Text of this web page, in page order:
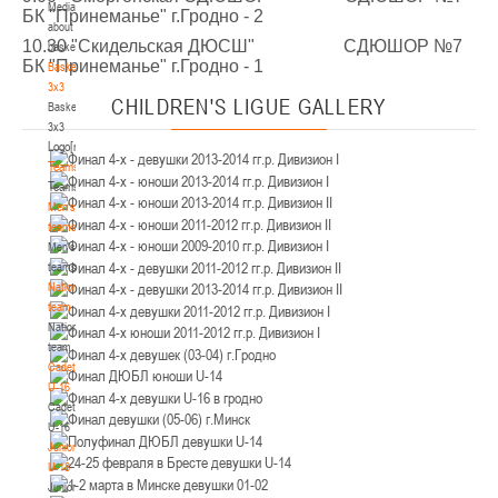
Media
about
basketball
Basketball
3x3
Basketball
3x3
Logo[modid=121]
Teams
Teams
Men's
teams
Men's
teams
National
team
National
team
Cadets
U-16
Cadets
U-16
Juniors
U-18
Juniors
U-12 , юноши
IV тур – юноши 2014-2015 гг.р., Дивизион 2, 21-22 марта 2026 г., г. Минск, ул.
Уральская 3А
18-19.03.2026
U-16, девушки
IV тур – девушки 2010-2011 гг.р., дивизион 2, 18-19 марта 2026 г., г. Брест, ул.
ул. Ленинградская, 4
17-18.03.2026
Гродно
U-14, девушки
IV тур – девушки 2012-2013 гг.р., дивизион 2, 17-18 марта 2026 г., г. Гродно,
ул. Врублевского, 92
14-15.03.2026
U-16, девушки
III тур – девушки 2010-2011 гг.р., Дивизион 1, 14-15 марта 2026 г., г. Минск, ул.
БК "Принеманье" г.Гродно - 2
10.30 "Скидельская ДЮСШ" СДЮШОР №7
БК "Принеманье" г.Гродно - 1
CHILDREN'S LIGUE GALLERY